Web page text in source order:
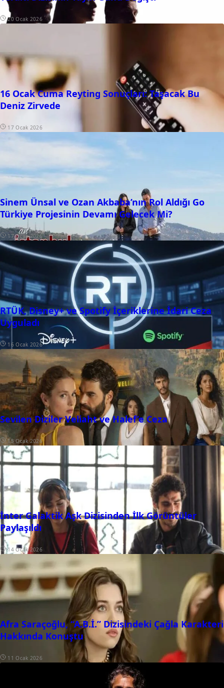
20 Ocak 2026
16 Ocak Cuma Reyting Sonuçları: Taşacak Bu
Deniz Zirvede
17 Ocak 2026
Sinem Ünsal ve Ozan Akbaba’nın Rol Aldığı Go
Türkiye Projesinin Devamı Gelecek Mi?
17 Ocak 2026
RTÜK, Disney+ ve Spotify İçeriklerine İdari Ceza
Uyguladı
16 Ocak 2026
Sevilen Diziler Veliaht ve Halef’e Ceza
15 Ocak 2026
İnter Galaktik Aşk Dizisinden İlk Görüntüler
Paylaşıldı
14 Ocak 2026
Afra Saraçoğlu, “A.B.İ.” Dizisindeki Çağla Karakteri
Hakkında Konuştu
11 Ocak 2026